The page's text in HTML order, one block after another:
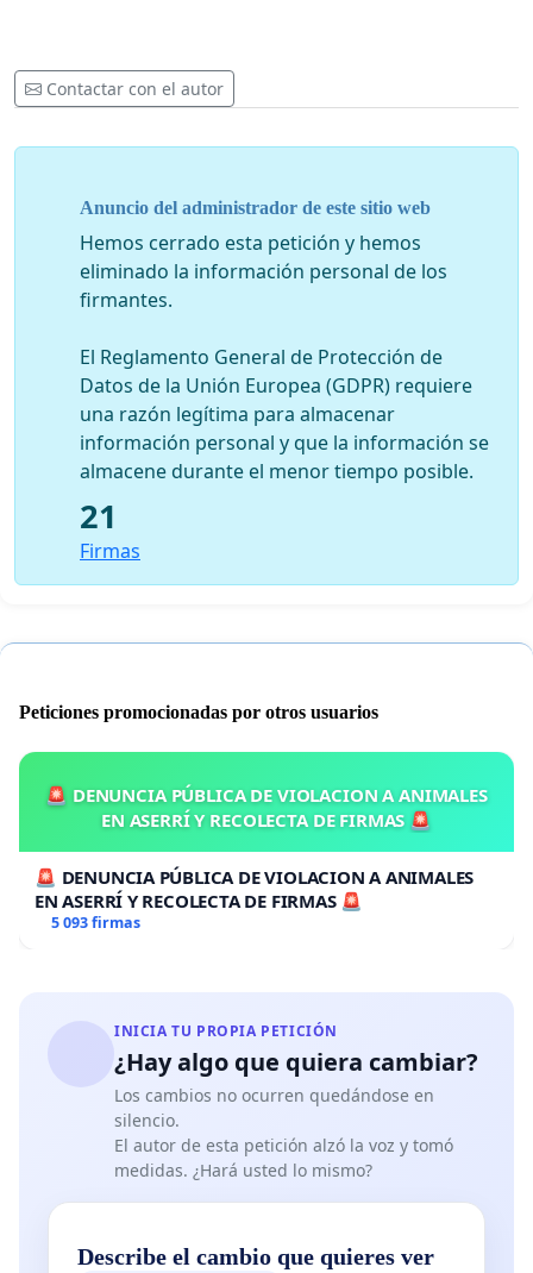
Contactar con el autor
Anuncio del administrador de este sitio web
Hemos cerrado esta petición y hemos
eliminado la información personal de los
firmantes.
El Reglamento General de Protección de
Datos de la Unión Europea (GDPR) requiere
una razón legítima para almacenar
información personal y que la información se
almacene durante el menor tiempo posible.
21
Firmas
Peticiones promocionadas por otros usuarios
🚨 DENUNCIA PÚBLICA DE VIOLACION A ANIMALES
EN ASERRÍ Y RECOLECTA DE FIRMAS 🚨
🚨 DENUNCIA PÚBLICA DE VIOLACION A ANIMALES
EN ASERRÍ Y RECOLECTA DE FIRMAS 🚨
5 093 firmas
INICIA TU PROPIA PETICIÓN
¿Hay algo que quiera cambiar?
Los cambios no ocurren quedándose en
silencio.
El autor de esta petición alzó la voz y tomó
medidas. ¿Hará usted lo mismo?
Describe el cambio que quieres ver